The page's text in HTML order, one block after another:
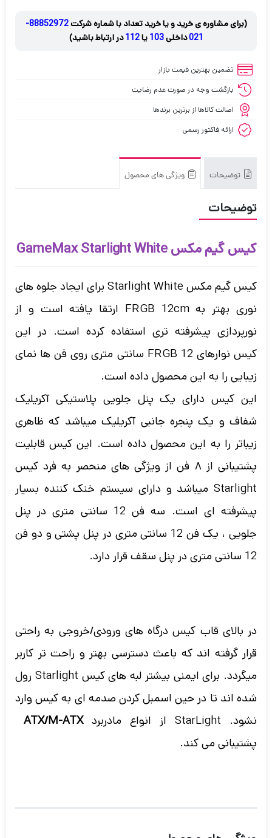
(برای مشاوره ی خرید و یا خرید تعداد با شماره شرکت
88852972-
021داخلی103 یا112در ارتباط باشید)
تضمین بهترین قیمت بازار
بازگشت وجه در صورت عدم رضایت
اصالت کالاها از برترین برندها
ارائه فاکتور رسمی
توضیحات ویژگی های محصول
توضیحات
کیس گیم‌ مکس GameMax Starlight White
کیس گیم‌ مکس Starlight White برای ایجاد جلوه های
نوری بهتر به FRGB 12cm ارتقا یافته است و از
نورپردازی پیشرفته تری استفاده کرده است. در این
کیس نوارهای FRGB 12 سانتی متری روی فن ها نمای
زیبایی را به این محصول داده است.
این کیس دارای یک پنل جلویی پلاستیکی آکریلیک
شفاف و یک پنجره جانبی آکریلیک میباشد که ظاهری
زیباتر را به این محصول داده است. این کیس قابلیت
پشتیبانی از ۸ فن از ویژگی های منحصر به فرد کیس
Starlight میباشد و دارای سیستم خنک کننده بسیار
پیشرفته ای است. سه فن 12 سانتی متری در پنل
جلویی ، یک فن 12 سانتی متری در پنل پشتی و دو فن
12 سانتی متری در پنل سقف قرار دارد.
در بالای قاب کیس درگاه های ورودی/خروجی به راحتی
قرار گرفته اند که باعث دسترسی بهتر و راحت تر کاربر
میگردد. برای ایمنی بیشتر لبه های کیس Starlight رول
شده اند تا در حین اسمبل کردن صدمه ای به کیس وارد
نشود. StarLight از انواع مادربرد
ATX/M-ATX
پشتیبانی می کند.